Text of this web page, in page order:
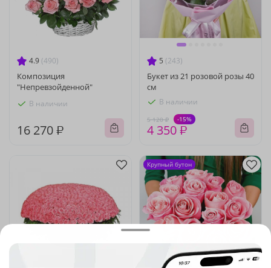
4.9 (490)
Композиция
"Непревзойденной"
В наличии
16 270 ₽
5 (243)
Букет из 21 розовой розы 40
см
В наличии
5 120 ₽ -15%
4 350 ₽
Крупный бутон